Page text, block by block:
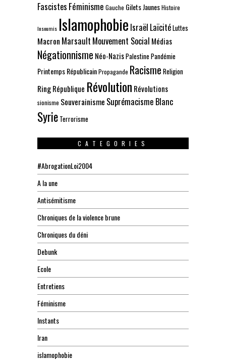
Fascistes Féminisme Gauche Gilets JaunesHistoire
Insoumis Islamophobie Israël LaïcitéLuttes
Macron Marsault Mouvement Social Médias
Négationnisme Néo-NazisPalestinePandémie
Printemps RépublicainPropagande Racisme Religion
RingRépublique Révolution Révolutions
sionisme Souverainisme Suprémacisme Blanc
Syrie Terrorisme
CATEGORIES
#AbrogationLoi2004
A la une
Antisémitisme
Chroniques de la violence brune
Chroniques du déni
Debunk
Ecole
Entretiens
Féminisme
Instants
Iran
islamophobie